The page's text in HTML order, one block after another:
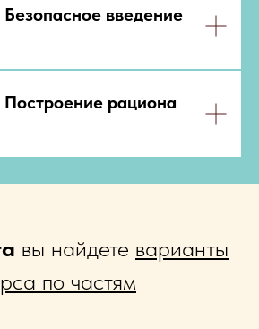
Безопасное введение
Построение рациона
вы найдете варианты
по частям